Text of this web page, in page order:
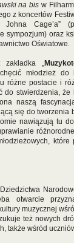
na bis w
z koncertów
Cage’a”
sympozjum) oraz
Oświatowe.
zakładka „
młodzież
różne postacie i
do stwierdzenia,
naszą
się do tworzenia
nawiązują tu
otwarcie
muzycznej
też nowych
także wśród